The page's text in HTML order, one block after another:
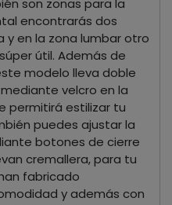
son zonas para la
encontrarás dos
y en la zona lumbar otro
útil. Además de
modelo lleva doble
velcro en la
permitirá estilizar tu
puedes ajustar la
botones de cierre
cremallera, para tu
fabricado
y además con